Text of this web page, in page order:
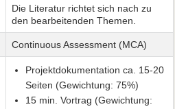
Die Literatur richtet sich nach zu
den bearbeitenden Themen.
Continuous Assessment (MCA)
Projektdokumentation ca. 15-20
Seiten (Gewichtung: 75%)
15 min. Vortrag (Gewichtung: